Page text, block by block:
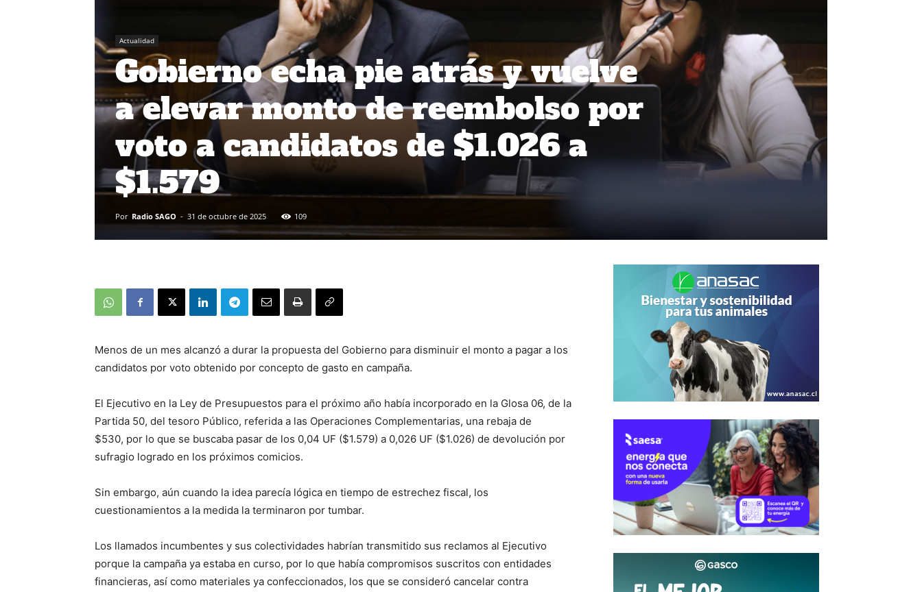
Actualidad
Gobierno echa pie atrás y vuelve
a elevar monto de reembolso por
voto a candidatos de $1.026 a
$1.579
Por Radio SAGO - 31 de octubre de 2025 109
Menos de un mes alcanzó a durar la propuesta del Gobierno para disminuir el monto a pagar a los
candidatos por voto obtenido por concepto de gasto en campaña.
El Ejecutivo en la Ley de Presupuestos para el próximo año había incorporado en la Glosa 06, de la
Partida 50, del tesoro Público, referida a las Operaciones Complementarias, una rebaja de
$530, por lo que se buscaba pasar de los 0,04 UF ($1.579) a 0,026 UF ($1.026) de devolución por
sufragio logrado en los próximos comicios.
Sin embargo, aún cuando la idea parecía lógica en tiempo de estrechez fiscal, los
cuestionamientos a la medida la terminaron por tumbar.
Los llamados incumbentes y sus colectividades habrían transmitido sus reclamos al Ejecutivo
porque la campaña ya estaba en curso, por lo que había compromisos suscritos con entidades
financieras, así como materiales ya confeccionados, los que se consideró cancelar contra